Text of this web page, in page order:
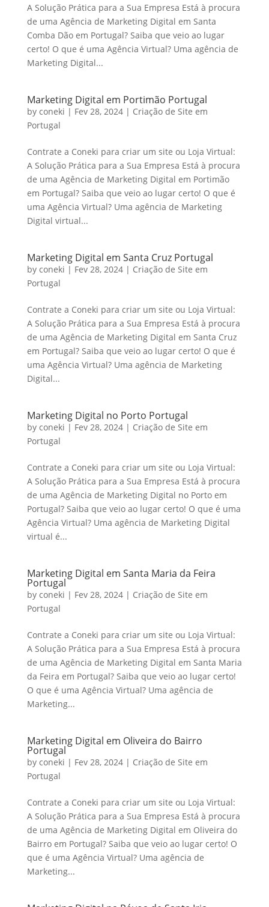
A Solução Prática para a Sua Empresa Está à procura
de uma Agência de Marketing Digital em Santa
Comba Dão em Portugal? Saiba que veio ao lugar
certo! O que é uma Agência Virtual? Uma agência de
Marketing Digital...
Marketing Digital em Portimão Portugal
by coneki | Fev 28, 2024| Criação de Site em
Portugal
Contrate a Coneki para criar um site ou Loja Virtual:
A Solução Prática para a Sua Empresa Está à procura
de uma Agência de Marketing Digital em Portimão
em Portugal? Saiba que veio ao lugar certo! O que é
uma Agência Virtual? Uma agência de Marketing
Digital virtual...
Marketing Digital em Santa Cruz Portugal
by coneki | Fev 28, 2024| Criação de Site em
Portugal
Contrate a Coneki para criar um site ou Loja Virtual:
A Solução Prática para a Sua Empresa Está à procura
de uma Agência de Marketing Digital em Santa Cruz
em Portugal? Saiba que veio ao lugar certo! O que é
uma Agência Virtual? Uma agência de Marketing
Digital...
Marketing Digital no Porto Portugal
by coneki | Fev 28, 2024| Criação de Site em
Portugal
Contrate a Coneki para criar um site ou Loja Virtual:
A Solução Prática para a Sua Empresa Está à procura
de uma Agência de Marketing Digital no Porto em
Portugal? Saiba que veio ao lugar certo! O que é uma
Agência Virtual? Uma agência de Marketing Digital
virtual é...
Marketing Digital em Santa Maria da Feira
Portugal
by coneki | Fev 28, 2024| Criação de Site em
Portugal
Contrate a Coneki para criar um site ou Loja Virtual:
A Solução Prática para a Sua Empresa Está à procura
de uma Agência de Marketing Digital em Santa Maria
da Feira em Portugal? Saiba que veio ao lugar certo!
O que é uma Agência Virtual? Uma agência de
Marketing...
Marketing Digital em Oliveira do Bairro
Portugal
by coneki | Fev 28, 2024| Criação de Site em
Portugal
Contrate a Coneki para criar um site ou Loja Virtual:
A Solução Prática para a Sua Empresa Está à procura
de uma Agência de Marketing Digital em Oliveira do
Bairro em Portugal? Saiba que veio ao lugar certo! O
que é uma Agência Virtual? Uma agência de
Marketing...